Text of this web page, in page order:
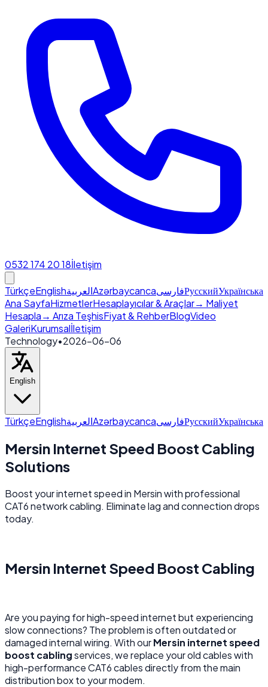
0532 174 20 18İletişim
TürkçeEnglishالعربيةAzərbaycancaفارسیРусскийУкраїнська
Ana SayfaHizmetlerHesaplayıcılar & Araçlar→ Maliyet
Hesapla→ Arıza TeşhisFiyat & RehberBlogVideo
GaleriKurumsalİletişim
Technology•2026-06-06
English
TürkçeEnglishالعربيةAzərbaycancaفارسیРусскийУкраїнська
Mersin Internet Speed Boost Cabling
Solutions
Boost your internet speed in Mersin with professional
CAT6 network cabling. Eliminate lag and connection drops
today.
Mersin Internet Speed Boost Cabling
Are you paying for high-speed internet but experiencing
slow connections? The problem is often outdated or
damaged internal wiring. With ourMersin internet speed
boost cablingservices, we replace your old cables with
high-performance CAT6 cables directly from the main
distribution box to your modem.